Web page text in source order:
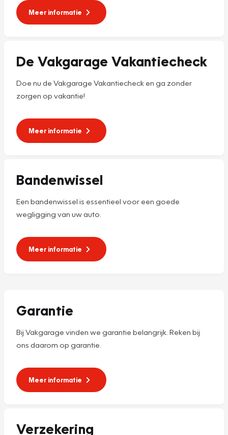
Meer informatie
De Vakgarage Vakantiecheck
Doe nu de Vakgarage Vakantiecheck en ga zonder
zorgen op vakantie!
Meer informatie
Bandenwissel
Een bandenwissel is essentieel voor een goede
wegligging van uw auto.
Meer informatie
Garantie
Bij Vakgarage vinden we garantie belangrijk. Reken bij
ons daarom op garantie.
Meer informatie
Verzekering